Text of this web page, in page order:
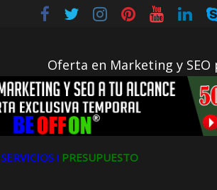
Oferta en Marketing y SEO
SERVICIOS ǀ PRESUPUESTO